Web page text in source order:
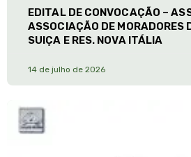
EDITAL DE CONVOCAÇÃO –
ASSOCIAÇÃO DE MORADORES
SUIÇA E RES. NOVA ITÁLIA
14 de julho de 2026